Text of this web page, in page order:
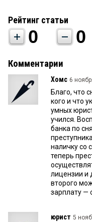
Рейтинг статьи
0 0
Комментарии
Хомс 6
Благо, что
кого и что
умных
учился.
банка по
наличку со
теперь
лицензии и
второго
зарплату —
юрист 5